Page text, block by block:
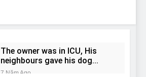
The owner was in ICU, His
neighbours gave his dog
away!
7 Năm Ago